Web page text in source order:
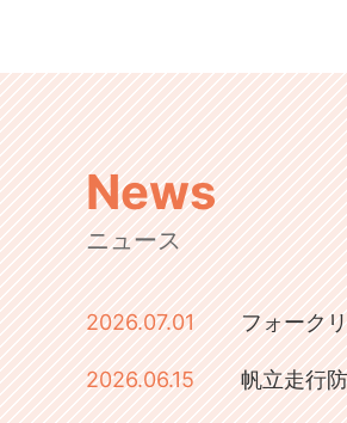
News
ニュース
2026.07.01 フォーク
2026.06.15 帆立走行